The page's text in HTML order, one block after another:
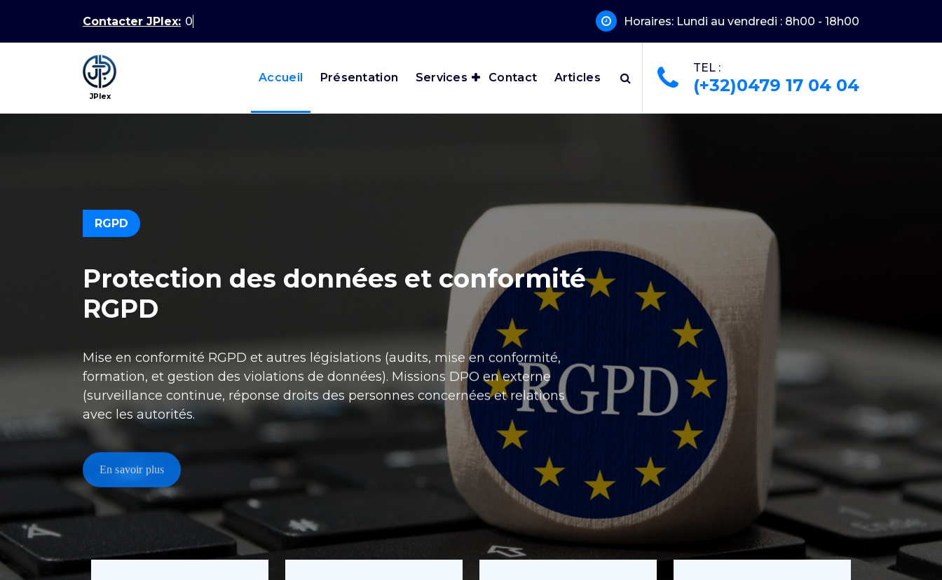
contenu
Contacter JPlex: 0479 1 Horaires: Lundi au vendredi : 8h00 - 18h00
JPlex
Accueil Présentation Services Contact Articles
TEL :
(+32)0479 17 04 04
RGPD
Protection des données et conformité
RGPD
Mise en conformité RGPD et autres législations (audits, mise en conformité,
formation, et gestion des violations de données). Missions DPO en externe
(surveillance continue, réponse droits des personnes concernées et relations
avec les autorités.